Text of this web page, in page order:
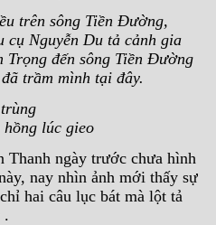
trên sông Tiền Đường,
cụ Nguyễn Du tả cảnh gia
Trọng đến sông Tiền Đường
trầm mình tại đây.
lúc gieo
ngày trước chưa hình
nay nhìn ảnh mới thấy sự
hai câu lục bát mà lột tả
.